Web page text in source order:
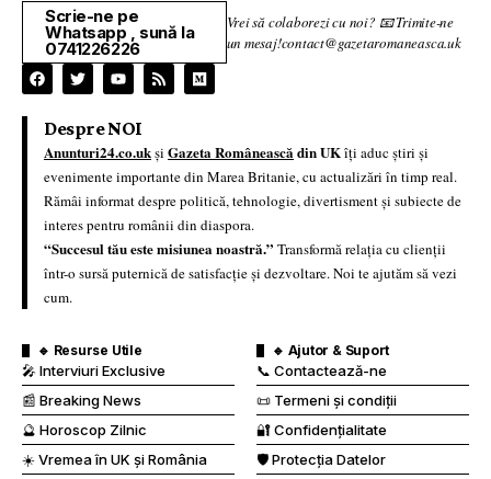
Scrie-ne pe
Whatsapp , sună la
0741226226
Vrei să colaborezi cu noi? 📧 Trimite-ne
un mesaj!contact@gazetaromaneasca.uk
Despre NOI
Anunturi24.co.ukși Gazeta Româneascădin UKîți aduc știri și
evenimente importante din Marea Britanie, cu actualizări în timp real.
Rămâi informat despre politică, tehnologie, divertisment și subiecte de
interes pentru românii din diaspora.
“Succesul tău este misiunea noastră.” Transformă relația cu clienții
într-o sursă puternică de satisfacție și dezvoltare. Noi te ajutăm să vezi
cum.
🔹 Resurse Utile
🎤 Interviuri Exclusive
📰 Breaking News
🔮 Horoscop Zilnic
☀️ Vremea în UK și România
🔹 Ajutor & Suport
📞 Contactează-ne
📜 Termeni și condiții
🔐 Confidențialitate
🛡️ Protecția Datelor